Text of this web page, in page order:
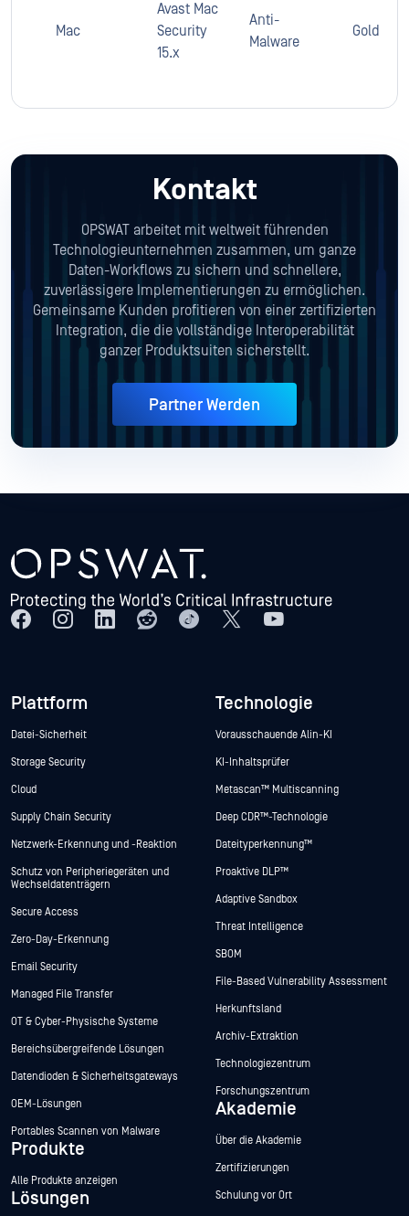
Mac
Avast Mac
Security
15.x
Anti-
Malware
Gold
Kontakt
OPSWAT arbeitet mit weltweit führenden
Technologieunternehmen zusammen, um ganze
Daten-Workflows zu sichern und schnellere,
zuverlässigere Implementierungen zu ermöglichen.
Gemeinsame Kunden profitieren von einer zertifizierten
Integration, die die vollständige Interoperabilität
ganzer Produktsuiten sicherstellt.
Partner Werden
Plattform
Datei-Sicherheit
Storage Security
Cloud
Supply Chain Security
Netzwerk-Erkennung und -Reaktion
Schutz von Peripheriegeräten und
Wechseldatenträgern
Secure Access
Zero-Day-Erkennung
Email Security
Managed File Transfer
OT & Cyber-Physische Systeme
Bereichsübergreifende Lösungen
Datendioden & Sicherheitsgateways
OEM-Lösungen
Portables Scannen von Malware
Produkte
Alle Produkte anzeigen
Lösungen
Technologie
Vorausschauende Alin-KI
KI-Inhaltsprüfer
Metascan™ Multiscanning
Deep CDR™-Technologie
Dateityperkennung™
Proaktive DLP™
Adaptive Sandbox
Threat Intelligence
SBOM
File-Based Vulnerability Assessment
Herkunftsland
Archiv-Extraktion
Technologiezentrum
Forschungszentrum
Akademie
Über die Akademie
Zertifizierungen
Schulung vor Ort